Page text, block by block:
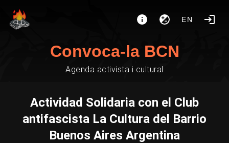
EN
Convoca-la BCN
Agenda activista i cultural
Actividad Solidaria con el Club
antifascista La Cultura del Barrio
Buenos Aires Argentina